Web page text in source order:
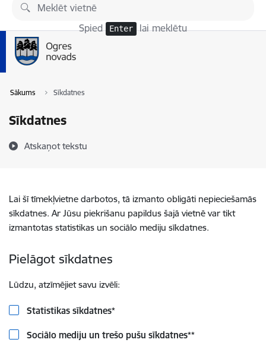
Pāriet uz lapas saturu
Spied Enter lai meklētu
Sākums Sīkdatnes
Sīkdatnes
Atskaņot tekstu
Lai šī tīmekļvietne darbotos, tā izmanto obligāti nepieciešamās
sīkdatnes. Ar Jūsu piekrišanu papildus šajā vietnē var tikt
izmantotas statistikas un sociālo mediju sīkdatnes.
Pielāgot sīkdatnes
Lūdzu, atzīmējiet savu izvēli:
Statistikas sīkdatnes*
Sociālo mediju un trešo pušu sīkdatnes**